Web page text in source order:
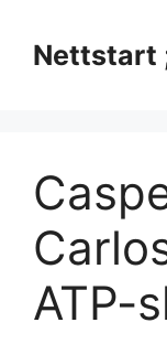
innholdNettstart
ATP-